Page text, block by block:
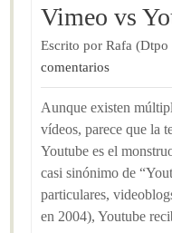
Vimeo vs
Escrito por Rafa (Dtpo
comentarios
Aunque existen
vídeos, parece que la
Youtube es el
casi sinónimo de
particulares,
en 2004), Youtube